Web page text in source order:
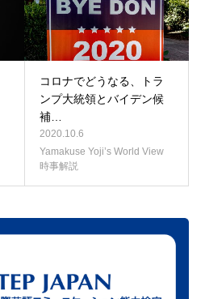
コロナでどうなる、トラ
ンプ大統領とバイデン候
補…
2020.10.6
Yamakuse Yoji’s World View
時事解説